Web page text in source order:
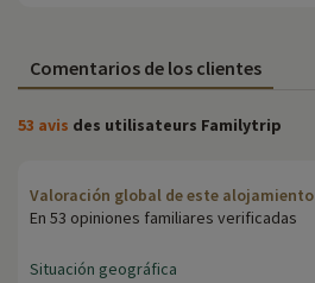
Comentarios de los clientes
53 avis des utilisateurs Familytrip
Valoración global de este alojamiento
En 53 opiniones familiares verificadas
Situación geográfica